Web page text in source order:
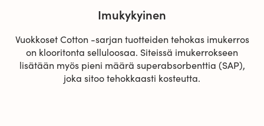
Imukykyinen
Vuokkoset Cotton -sarjan tuotteiden tehokas imukerros
on klooritonta selluloosaa. Siteissä imukerrokseen
lisätään myös pieni määrä superabsorbenttia (SAP),
joka sitoo tehokkaasti kosteutta.